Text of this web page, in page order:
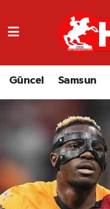
Güncel Samsun
GÜNCEL
SAMSUN
EKONOMİ
YAŞAM